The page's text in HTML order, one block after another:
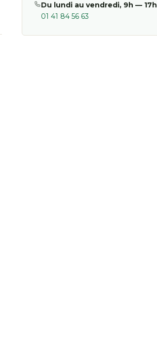
Du lundi au vendredi, 9h — 17h
01 41 84 56 63